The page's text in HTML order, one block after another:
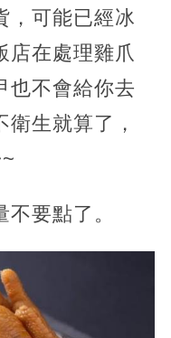
，可能已經冰
店在處理雞爪
也不會給你去
生就算了，
要點了。